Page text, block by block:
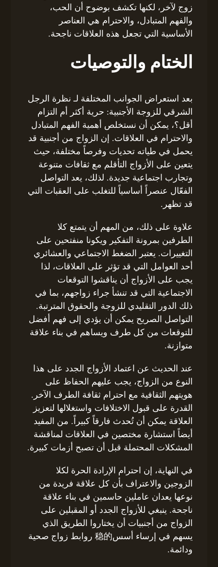
زوج لآخر، لكنها تكشف بوضوح أن الحب،
والفهم المتبادل، والاحترام هي العناصر
الأساسية التي تجعل هذه العلاقات ناجحة.
الختام والتوصيات
بعد استعراض الجوانب المختلفة لـ نظرة الرجل
الشرقي للزوجة الأجنبية: حرية أكثر أم التزام
أقل؟، يمكن أن نستخلص أهمية الفهم المتبادل
والاحترام في العلاقات. إن الزواج من أجنبية قد
يحمل في طياته تحديات وفرصاً مختلفة، حيث
يتعين على الأزواج التأقلم مع ثقافات متنوعة
وتجارب اجتماعية جديدة. لذلك، يعد التواصل
الفعّال عنصراً أساسياً للتغلب على العقبات التي
قد تظهر.
علاوة على ذلك، من المهم أن يتمتع كلا
الطرفين بمرونة التفكير ويكونا منفتحين على
التغييرات. يعتبر الضغط الاجتماعي والعشائري
أحد العوامل التي قد تؤثر على العلاقات، لذا
يجب على الأزواج أن يناقشوا التوقعات
الاجتماعية التي قد تنشأ جراء زواجهم، بما في
ذلك الدور التقليدي للزوجة والحقوق المترتبة.
التواصل الصريح يمكن أن يؤدي إلى فهم أفضل
للتوقعات من كل طرف ويساهم في بناء علاقة
متوازنة.
عند الحديث عن اعتماد الأزواج الجدد على هذا
النوع من الزواج، يجب عليهم الحفاظ على
هويتهم الثقافية مع احترام ثقافة الطرف الآخر.
القدرة على قبول الاختلافات واستغلالها لتعزيز
العلاقة يمكن أن تُحدث فارقاً كبيراً. من المفيد
أيضاً استشارة مختصين في العلاقات لمناقشة
المشكلات المحتملة قبل أن تصبح أزمات كبيرة.
في النهاية، إن احترام الإرادة الحرة لكلا
الزوجين والاعتراف بأن كل علاقة فريدة من
نوعها يعدان عاملين حاسمين في بناء علاقة
ناجحة. ينبغي للأزواج الجدد أو المقبلين على
الزواج من أجنبيات أن يختاروا الطريق الذي
يسهم في إرساء أسس稳的 روابط زواج صحية
ودائمة.